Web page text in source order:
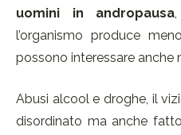
uomini in andropausa
l’organismo produce
possono interessare anche
Abusi alcool e droghe, il
disordinato ma anche